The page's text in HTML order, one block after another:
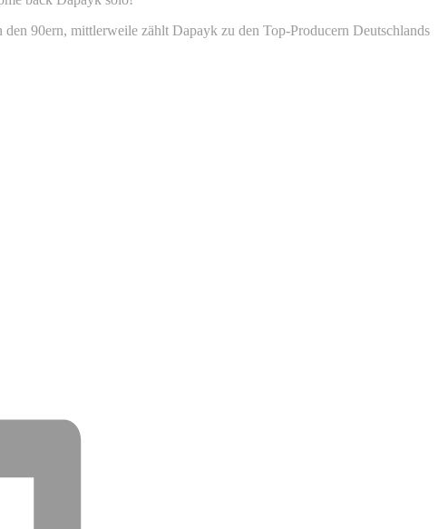
90ern, mittlerweile zählt Dapayk zu den Top-Producern Deutschlands